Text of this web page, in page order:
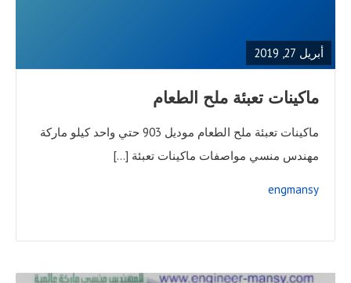
أبريل 27, 2019
ماكينات تعبئة ملح الطعام
ماكينات تعبئة ملح الطعام موديل 903 حتي واحد كيلو ماركة
مهندس منسي مواصفات ماكينات تعبئة […]
engmansy